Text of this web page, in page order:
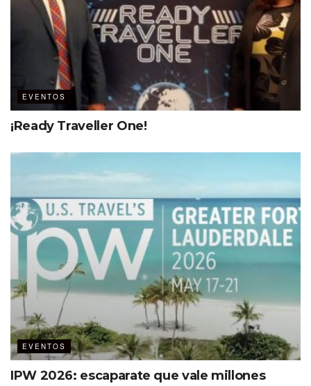
EVENTOS
¡Ready Traveller One!
EVENTOS
IPW 2026: escaparate que vale millones